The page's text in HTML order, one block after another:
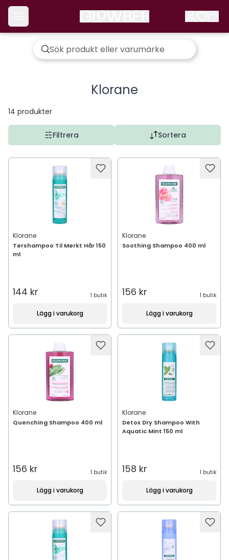
Klorane
14 produkter
Filtrera Sortera
Klorane
Tørshampoo Til Mørkt Hår 150
ml
144 kr 1 butik
Lägg i varukorg
Klorane
Soothing Shampoo 400 ml
156 kr 1 butik
Lägg i varukorg
Klorane
Quenching Shampoo 400 ml
156 kr 1 butik
Lägg i varukorg
Klorane
Detox Dry Shampoo With
Aquatic Mint 150 ml
158 kr 1 butik
Lägg i varukorg